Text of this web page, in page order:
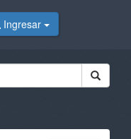
Ingresar